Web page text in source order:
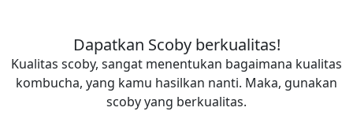
Dapatkan Scoby berkualitas!
Kualitas scoby, sangat menentukan bagaimana kualitas
kombucha, yang kamu hasilkan nanti. Maka, gunakan
scoby yang berkualitas.